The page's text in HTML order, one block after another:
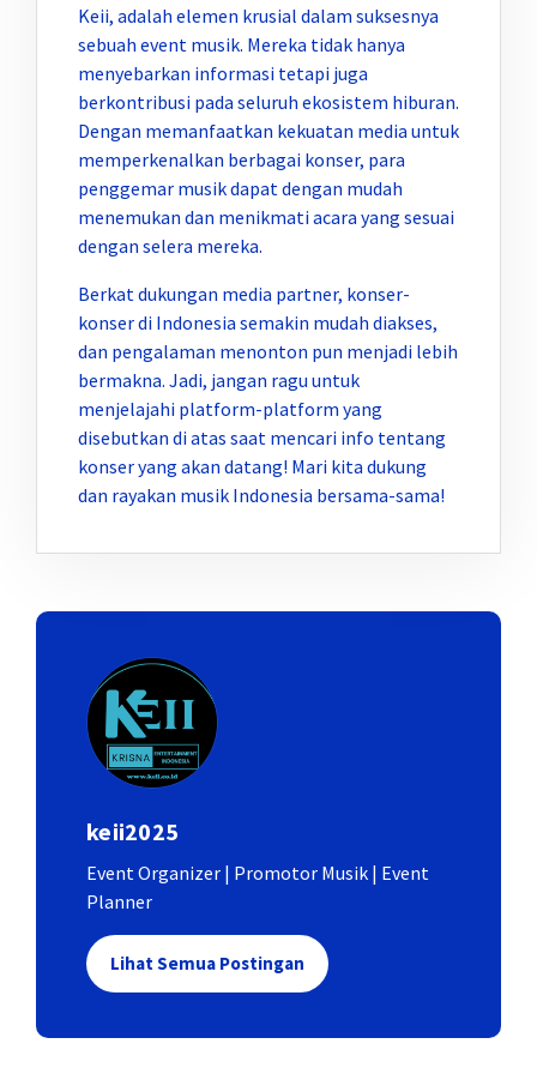
Keii, adalah elemen krusial dalam suksesnya
sebuah event musik. Mereka tidak hanya
menyebarkan informasi tetapi juga
berkontribusi pada seluruh ekosistem hiburan.
Dengan memanfaatkan kekuatan media untuk
memperkenalkan berbagai konser, para
penggemar musik dapat dengan mudah
menemukan dan menikmati acara yang sesuai
dengan selera mereka.
Berkat dukungan media partner, konser-
konser di Indonesia semakin mudah diakses,
dan pengalaman menonton pun menjadi lebih
bermakna. Jadi, jangan ragu untuk
menjelajahi platform-platform yang
disebutkan di atas saat mencari info tentang
konser yang akan datang! Mari kita dukung
dan rayakan musik Indonesia bersama-sama!
keii2025
Event Organizer | Promotor Musik | Event
Planner
Lihat Semua Postingan